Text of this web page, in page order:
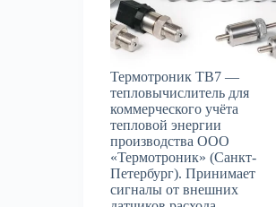
Термотроник ТВ7 —
тепловычислитель для
коммерческого учёта
тепловой энергии
производства ООО
«Термотроник» (Санкт-
Петербург). Принимает
сигналы от внешних